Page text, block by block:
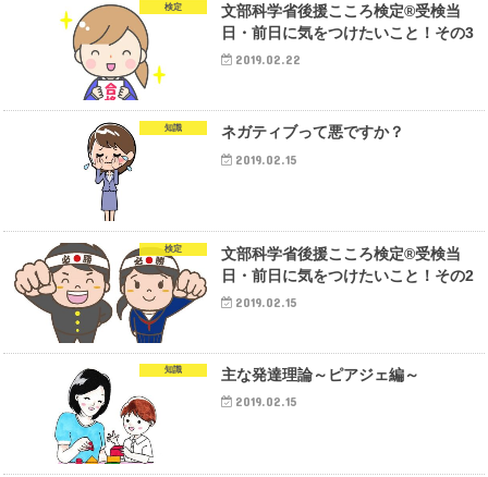
検定
文部科学省後援こころ検定®受検当
日・前日に気をつけたいこと！その3
2019.02.22
知識 ネガティブって悪ですか？
2019.02.15
検定
文部科学省後援こころ検定®受検当
日・前日に気をつけたいこと！その2
2019.02.15
知識 主な発達理論～ピアジェ編～
2019.02.15